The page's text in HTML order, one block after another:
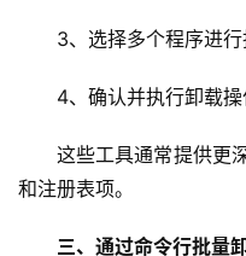
3、选择多个程序进行
4、确认并执行卸载操
这些工具通常提供更
和注册表项。
三、通过命令行批量